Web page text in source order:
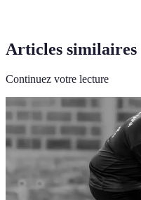
Articles similaires
Continuez votre lecture